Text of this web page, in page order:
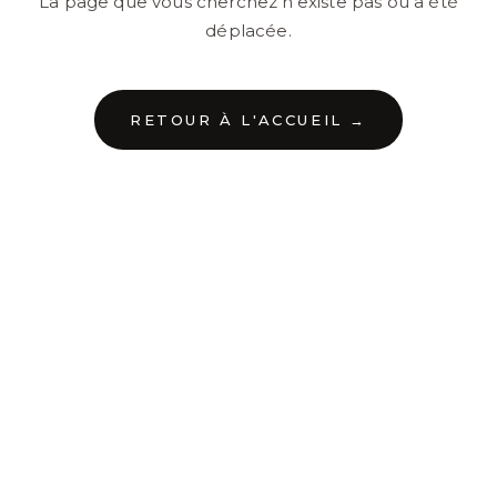
déplacée.
RETOUR À L'ACCUEIL →